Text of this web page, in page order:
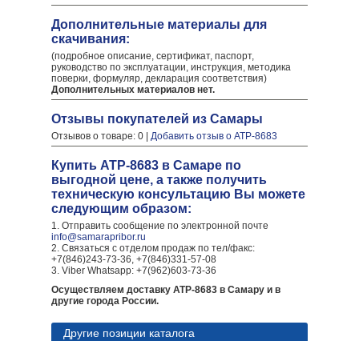
Дополнительные материалы для
скачивания:
(подробное описание, сертификат, паспорт,
руководство по эксплуатации, инструкция, методика
поверки, формуляр, декларация соответствия)
Дополнительных материалов нет.
Отзывы покупателей из Самары
Отзывов о товаре: 0 | Добавить отзыв о АТР-8683
Купить АТР-8683 в Самаре по
выгодной цене, а также получить
техническую консультацию Вы можете
следующим образом:
1. Отправить сообщение по электронной почте
info@samarapribor.ru
2. Связаться с отделом продаж по тел/факс:
+7(846)243-73-36, +7(846)331-57-08
3. Viber Whatsapp: +7(962)603-73-36
Осуществляем доставку АТР-8683 в Самару и в
другие города России.
Другие позиции каталога